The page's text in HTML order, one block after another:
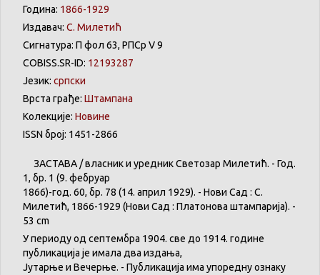
Година: 1866-1929
Издавач: С. Милетић
Сигнатура: П фол 63, РПСр V 9
COBISS.SR-ID: 12193287
Језик: српски
Врста грађе: Штампана
Колекције: Новине
ISSN број: 1451-2866
ЗАСТАВА /власники уредникСветозар Милетић. - Год.
1, бр. 1 (9. фебруар
1866)-год. 60, бр. 78 (14. април 1929). - Нови Сад : С.
Милетић, 1866-1929 (Нови Сад : Платонова штампарија). -
53 cm
Упериодуод септембра 1904. све до 1914. године
публикација је имала два издања,
Јутарње и Вечерње. - Публикација има упореднуознаку